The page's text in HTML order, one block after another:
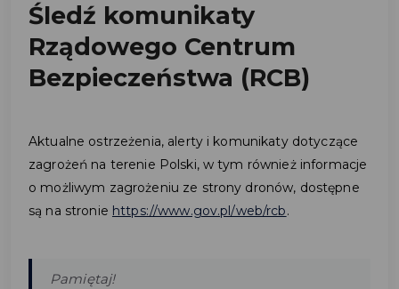
Śledź komunikaty
Rządowego Centrum
Bezpieczeństwa (RCB)
Aktualne ostrzeżenia, alerty i komunikaty dotyczące
zagrożeń na terenie Polski, w tym również informacje
o możliwym zagrożeniu ze strony dronów, dostępne
są na stronie https://www.gov.pl/web/rcb.
Pamiętaj!